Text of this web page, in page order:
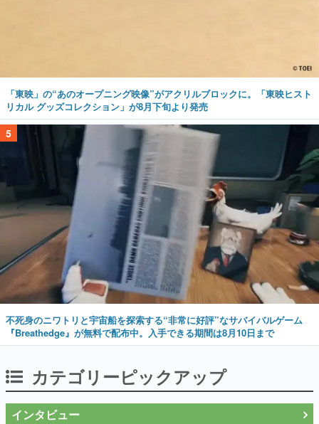
「東映」の“あのオープニング映像”がアクリルブロックに。「東映ヒスト
リカル グッズコレクション」が8月下旬より発売
5
不死身のニワトリと宇宙船を探索する“非常に好評”なサバイバルゲーム
『Breathedge』が無料で配布中。入手できる期間は8月10日まで
カテゴリーピックアップ
インタビュー